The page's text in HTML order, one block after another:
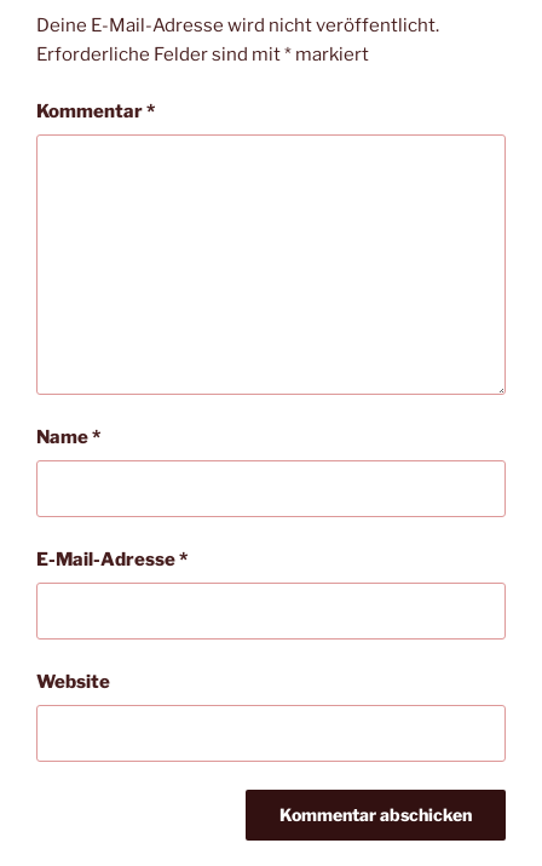
Deine E-Mail-Adresse wird nicht veröffentlicht.
Erforderliche Felder sind mit* markiert
Kommentar*
Name*
E-Mail-Adresse*
Website